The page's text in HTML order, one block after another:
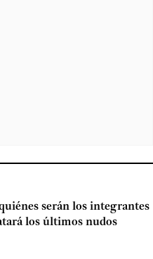
serán los integrantes
los últimos nudos